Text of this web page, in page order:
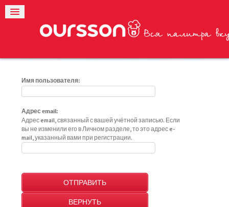
Имя пользователя:
Адрес email:
Адрес email, связанный с вашей учётной записью. Если
вы не изменили его в Личном разделе, то это адрес e-
mail, указанный вами при регистрации.